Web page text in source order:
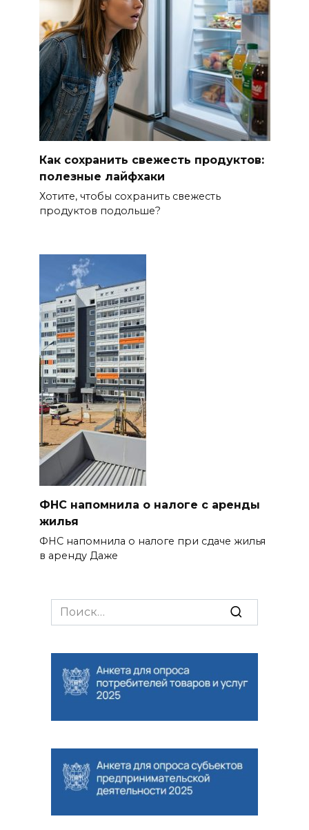
Как сохранить свежесть продуктов:
полезные лайфхаки
Хотите, чтобы сохранить свежесть
продуктов подольше?
ФНС напомнила о налоге с аренды
жилья
ФНС напомнила о налоге при сдаче жилья
в аренду Даже
Search
for: